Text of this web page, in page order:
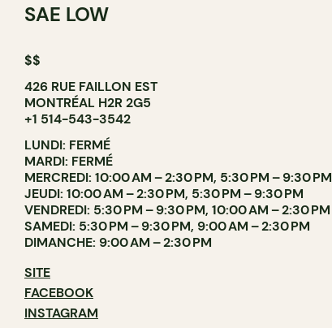
SAE LOW
$$
426 RUE FAILLON EST
MONTRÉAL H2R 2G5
+1 514-543-3542
LUNDI: FERMÉ
MARDI: FERMÉ
MERCREDI: 10:00 AM – 2:30 PM, 5:30 PM – 9:30 PM
JEUDI: 10:00 AM – 2:30 PM, 5:30 PM – 9:30 PM
VENDREDI: 5:30 PM – 9:30 PM, 10:00 AM – 2:30 PM
SAMEDI: 5:30 PM – 9:30 PM, 9:00 AM – 2:30 PM
DIMANCHE: 9:00 AM – 2:30 PM
SITE
FACEBOOK
INSTAGRAM